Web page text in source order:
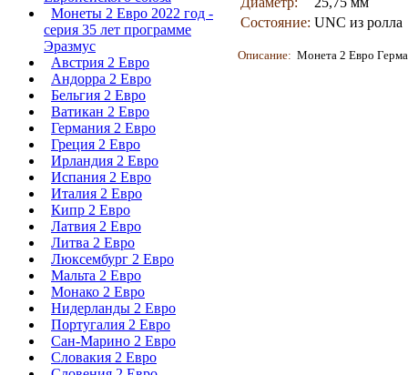
Монеты 2 Евро 2022 год -
серия 35 лет программе
Эразмус
Австрия 2 Евро
Андорра 2 Евро
Бельгия 2 Евро
Ватикан 2 Евро
Германия 2 Евро
Греция 2 Евро
Ирландия 2 Евро
Испания 2 Евро
Италия 2 Евро
Кипр 2 Евро
Латвия 2 Евро
Литва 2 Евро
Люксембург 2 Евро
Мальта 2 Евро
Монако 2 Евро
Нидерланды 2 Евро
Португалия 2 Евро
Сан-Марино 2 Евро
Словакия 2 Евро
Состояние: UNC из ролла
Описание: Монета 2 Евро